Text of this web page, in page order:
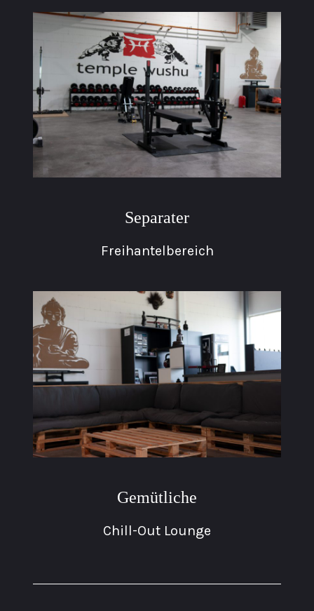
Separater
Freihantelbereich
Gemütliche
Chill-Out Lounge